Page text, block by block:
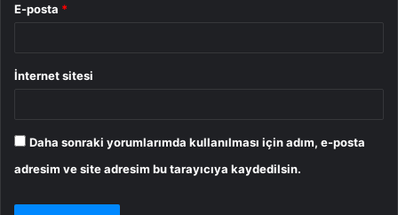
E-posta *
İnternet sitesi
Daha sonraki yorumlarımda kullanılması için adım, e-posta
adresim ve site adresim bu tarayıcıya kaydedilsin.